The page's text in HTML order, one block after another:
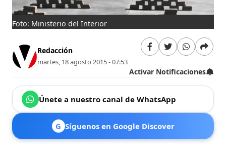
Foto: Ministerio del Interior
Redacción
martes, 18 agosto 2015 - 07:53
Activar Notificaciones
Únete a nuestro canal de WhatsApp
G Síguenos en Google Discover